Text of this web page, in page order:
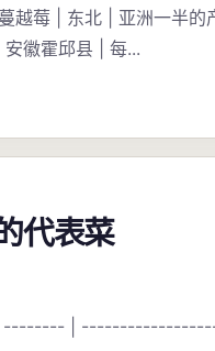
莓 | 东北 | 亚洲一半的
徽霍邱县 | 每...
代表菜
| | -------- |